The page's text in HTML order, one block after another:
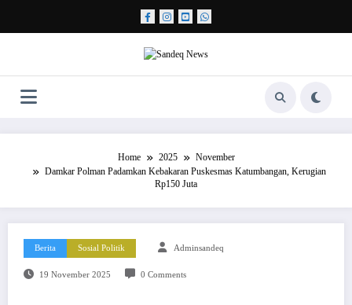
content
Home 2025
November
Damkar Polman Padamkan Kebakaran Puskesmas Katumbangan, Kerugian
Rp150 Juta
Berita Sosial Politik Adminsandeq
19 November 2025 0 Comments